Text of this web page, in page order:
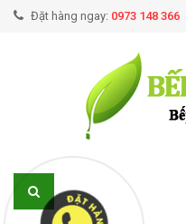
Đặt hàng ngay: 0973 148 366